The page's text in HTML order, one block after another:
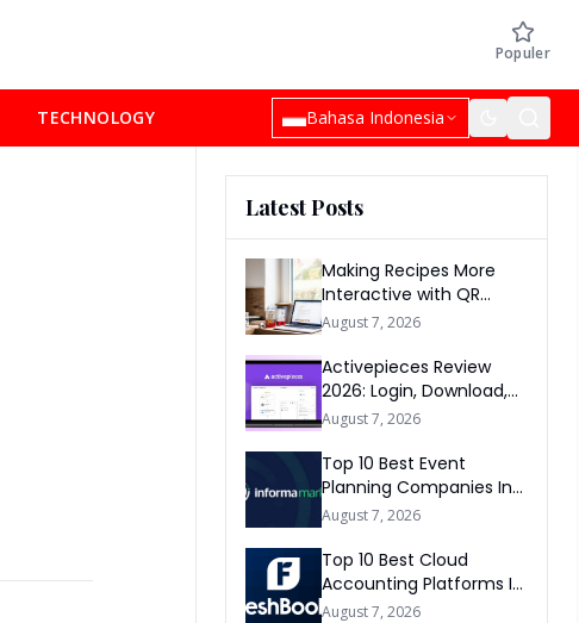
Populer
TECHNOLOGY Bahasa Indonesia
Latest Posts
Making Recipes More
Interactive with QR
Codes
August 7, 2026
Activepieces Review
2026: Login, Download,
AI, Pricing, Automation &
August 7, 2026
Top 10 Best Event
Planning Companies In
The World 2026
August 7, 2026
Top 10 Best Cloud
Accounting Platforms In
The World 2026
August 7, 2026